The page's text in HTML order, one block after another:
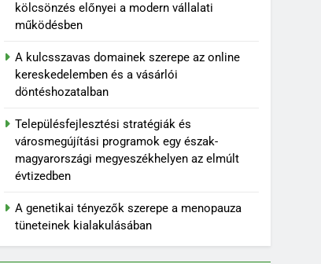
kölcsönzés előnyei a modern vállalati
működésben
A kulcsszavas domainek szerepe az online
kereskedelemben és a vásárlói
döntéshozatalban
Településfejlesztési stratégiák és
városmegújítási programok egy észak-
magyarországi megyeszékhelyen az elmúlt
évtizedben
A genetikai tényezők szerepe a menopauza
tüneteinek kialakulásában